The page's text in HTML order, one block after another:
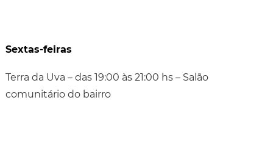
Sextas-feiras
Terra da Uva – das 19:00 às 21:00 hs – Salão
comunitário do bairro